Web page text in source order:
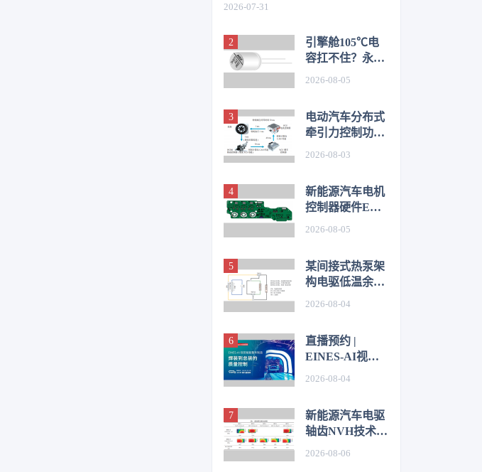
2026-07-31
引擎舱105℃电
容扛不住？永铭
温振动失效难题
2026-08-05
电动汽车分布式
牵引力控制功能
2026-08-03
新能源汽车电机
控制器硬件EMC
2026-08-05
某间接式热泵架
构电驱低温余热
2026-08-04
直播预约 |
EINES-AI视觉
2026-08-04
新能源汽车电驱
轴齿NVH技术图
2026-08-06